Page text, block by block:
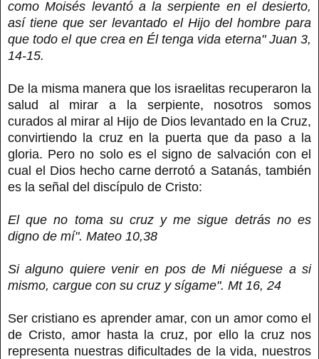
como Moisés levantó a la serpiente en el desierto,
así tiene que ser levantado el Hijo del hombre para
que todo el que crea en Él tenga vida eterna" Juan 3,
14-15.
De la misma manera que los israelitas recuperaron la
salud al mirar a la serpiente, nosotros somos
curados al mirar al Hijo de Dios levantado en la Cruz,
convirtiendo la cruz en la puerta que da paso a la
gloria. Pero no solo es el signo de salvación con el
cual el Dios hecho carne derrotó a Satanás, también
es la señal del discípulo de Cristo:
El que no toma su cruz y me sigue detrás no es
digno de mí". Mateo 10,38
Si alguno quiere venir en pos de Mi niéguese a si
mismo, cargue con su cruz y sígame". Mt 16, 24
Ser cristiano es aprender amar, con un amor como el
de Cristo, amor hasta la cruz, por ello la cruz nos
representa nuestras dificultades de la vida, nuestros